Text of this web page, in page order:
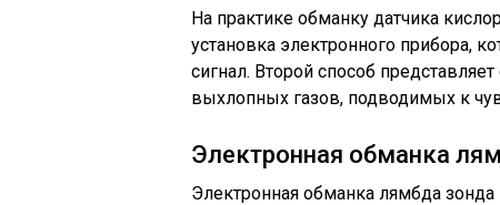
На практике обманку датчика
установка электронного прибора,
сигнал. Второй способ
выхлопных газов, подводимых к
Электронная обманка
Электронная обманка лямбда